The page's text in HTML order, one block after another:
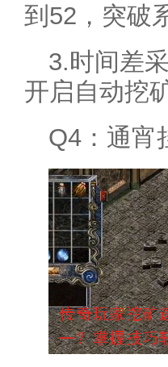
到52，突破
3.时间差
开启自动挖
Q4：通宵